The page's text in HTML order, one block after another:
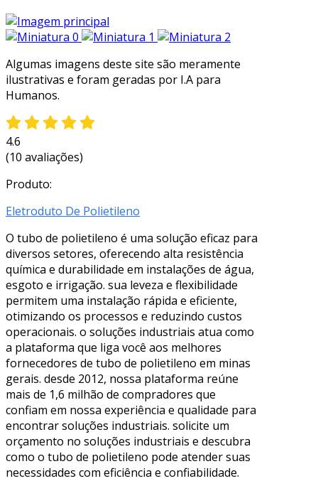
Algumas imagens deste site são meramente
ilustrativas e foram geradas por I.A para
Humanos.
4.6
(10 avaliações)
Produto:
Eletroduto De Polietileno
O tubo de polietileno é uma solução eficaz para
diversos setores, oferecendo alta resistência
química e durabilidade em instalações de água,
esgoto e irrigação. sua leveza e flexibilidade
permitem uma instalação rápida e eficiente,
otimizando os processos e reduzindo custos
operacionais. o soluções industriais atua como
a plataforma que liga você aos melhores
fornecedores de tubo de polietileno em minas
gerais. desde 2012, nossa plataforma reúne
mais de 1,6 milhão de compradores que
confiam em nossa experiência e qualidade para
encontrar soluções industriais. solicite um
orçamento no soluções industriais e descubra
como o tubo de polietileno pode atender suas
necessidades com eficiência e confiabilidade.